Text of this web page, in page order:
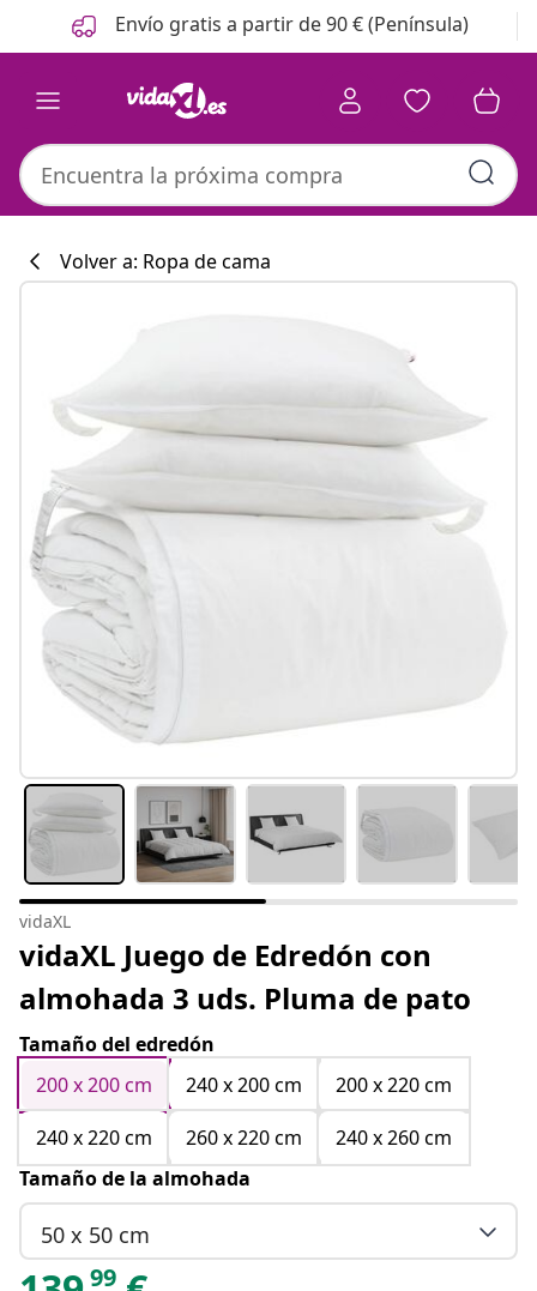
Anterior
Siguiente Envío gratis a partir de 90 € (Península)
Volver a: Ropa de cama
vidaXL
vidaXL Juego de Edredón con
almohada 3 uds. Pluma de pato
Tamaño del edredón
200 x 200 cm
240 x 200 cm
200 x 220 cm
240 x 220 cm
260 x 220 cm
240 x 260 cm
Tamaño de la almohada
50 x 50 cm
99